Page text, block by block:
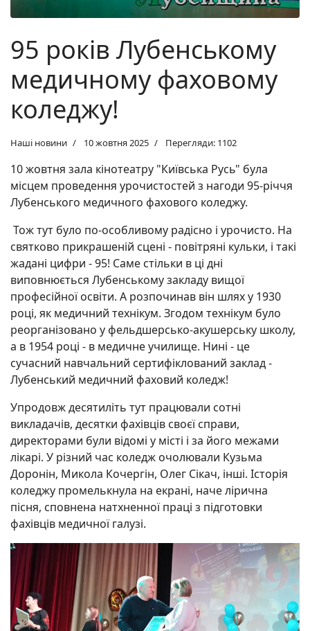
95 років Лубенському
медичному фаховому
коледжу!
Наші новини 10 жовтня 2025 Перегляди: 1102
10 жовтня зала кінотеатру "Київська Русь" була
місцем проведення урочистостей з нагоди 95-річчя
Лубенського медичного фахового коледжу.
Тож тут було по-особливому радісно і урочисто. На
святково прикрашеній сцені - повітряні кульки, і такі
жадані цифри - 95! Саме стільки в ці дні
виповнюється Лубенському закладу вищої
професійної освіти. А розпочинав він шлях у 1930
році, як медичний технікум. Згодом технікум було
реорганізовано у фельдшерсько-акушерську школу,
а в 1954 році - в медичне училище. Нині - це
сучасний навчальний сертифіклований заклад -
Лубенський медичний фаховий коледж!
Упродовж десятиліть тут працювали сотні
викладачів, десятки фахівців своєї справи,
директорами були відомі у місті і за його межами
лікарі. У різний час коледж очолювали Кузьма
Доронін, Микола Кочергін, Олег Сікач, інші. Історія
коледжу промелькнула на екрані, наче лірична
пісня, сповнена натхненної праці з підготовки
фахівців медичної галузі.